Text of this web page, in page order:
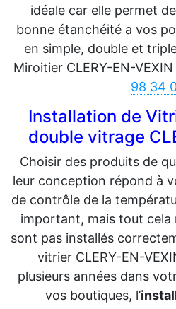
idéale car elle permet
bonne étanchéité a vos
en simple, double et
Miroitier CLERY-EN-
98 34
Installation de
double vitrage
Choisir des produits de
leur conception répond à
de contrôle de la
important, mais tout cela
sont pas installés
vitrier CLERY-EN-
plusieurs années dans
vos boutiques, l’